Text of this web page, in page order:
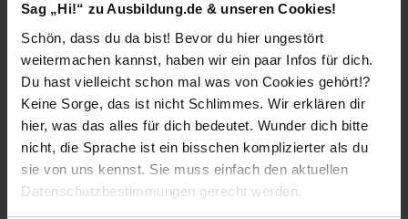
Sag „Hi!“ zu Ausbildung.de & unseren Cookies!
Schön, dass du da bist! Bevor du hier ungestört
weitermachen kannst, haben wir ein paar Infos für dich.
Du hast vielleicht schon mal was von Cookies gehört!?
Keine Sorge, das ist nicht Schlimmes. Wir erklären dir
hier, was das alles für dich bedeutet. Wunder dich bitte
nicht, die Sprache ist ein bisschen komplizierter als du
sie von uns kennst. Sie muss einfach den aktuellen
Datenschutzbestimmungen gerecht werden.
Ich würde diese Firma
weiterempfehlen!
Bewerte jetzt deine Ausbildung